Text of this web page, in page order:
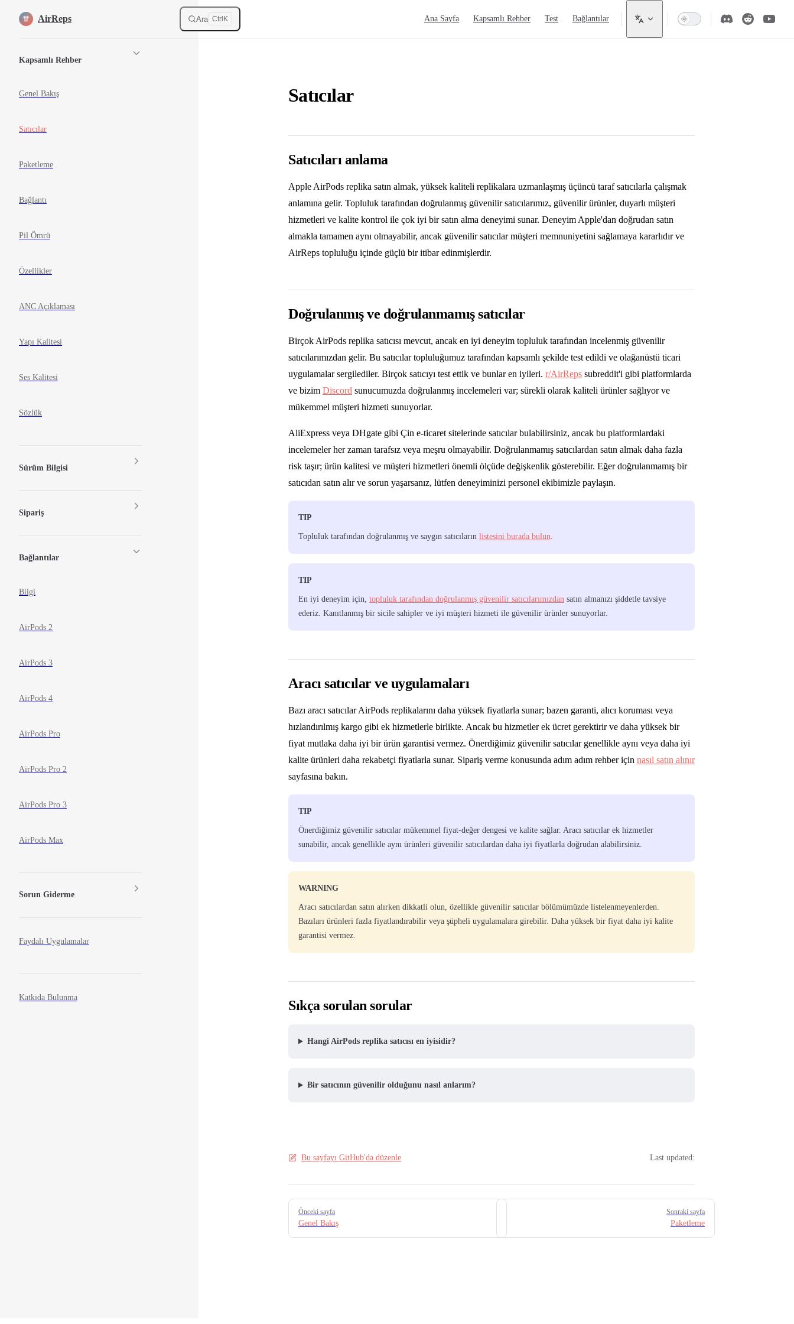
Skip to content
AirReps Ara Ctrl K Ana Sayfa Kapsamlı Rehber Test Bağlantılar
Kapsamlı Rehber
Genel Bakış
Satıcılar
Paketleme
Bağlantı
Pil Ömrü
Özellikler
ANC Açıklaması
Yapı Kalitesi
Ses Kalitesi
Sözlük
Sürüm Bilgisi
Sipariş
Bağlantılar
Bilgi
AirPods 2
AirPods 3
AirPods 4
AirPods Pro
AirPods Pro 2
AirPods Pro 3
AirPods Max
Sorun Giderme
Faydalı Uygulamalar
Katkıda Bulunma
Satıcılar
Satıcıları anlama
Apple AirPods replika satın almak, yüksek kaliteli replikalara uzmanlaşmış üçüncü taraf satıcılarla çalışmak
anlamına gelir. Topluluk tarafından doğrulanmış güvenilir satıcılarımız, güvenilir ürünler, duyarlı müşteri
hizmetleri ve kalite kontrol ile çok iyi bir satın alma deneyimi sunar. Deneyim Apple'dan doğrudan satın
almakla tamamen aynı olmayabilir, ancak güvenilir satıcılar müşteri memnuniyetini sağlamaya kararlıdır ve
AirReps topluluğu içinde güçlü bir itibar edinmişlerdir.
Doğrulanmış ve doğrulanmamış satıcılar
Birçok AirPods replika satıcısı mevcut, ancak en iyi deneyim topluluk tarafından incelenmiş güvenilir
satıcılarımızdan gelir. Bu satıcılar topluluğumuz tarafından kapsamlı şekilde test edildi ve olağanüstü ticari
uygulamalar sergilediler. Birçok satıcıyı test ettik ve bunlar en iyileri. r/AirReps subreddit'i gibi platformlarda
ve bizim Discord sunucumuzda doğrulanmış incelemeleri var; sürekli olarak kaliteli ürünler sağlıyor ve
mükemmel müşteri hizmeti sunuyorlar.
AliExpress veya DHgate gibi Çin e-ticaret sitelerinde satıcılar bulabilirsiniz, ancak bu platformlardaki
incelemeler her zaman tarafsız veya meşru olmayabilir. Doğrulanmamış satıcılardan satın almak daha fazla
risk taşır; ürün kalitesi ve müşteri hizmetleri önemli ölçüde değişkenlik gösterebilir. Eğer doğrulanmamış bir
satıcıdan satın alır ve sorun yaşarsanız, lütfen deneyiminizi personel ekibimizle paylaşın.
TIP
Topluluk tarafından doğrulanmış ve saygın satıcıların listesini burada bulun.
TIP
En iyi deneyim için, topluluk tarafından doğrulanmış güvenilir satıcılarımızdan satın almanızı şiddetle tavsiye
ederiz. Kanıtlanmış bir sicile sahipler ve iyi müşteri hizmeti ile güvenilir ürünler sunuyorlar.
Aracı satıcılar ve uygulamaları
Bazı aracı satıcılar AirPods replikalarını daha yüksek fiyatlarla sunar; bazen garanti, alıcı koruması veya
hızlandırılmış kargo gibi ek hizmetlerle birlikte. Ancak bu hizmetler ek ücret gerektirir ve daha yüksek bir
fiyat mutlaka daha iyi bir ürün garantisi vermez. Önerdiğimiz güvenilir satıcılar genellikle aynı veya daha iyi
kalite ürünleri daha rekabetçi fiyatlarla sunar. Sipariş verme konusunda adım adım rehber için nasıl satın alınır
sayfasına bakın.
TIP
Önerdiğimiz güvenilir satıcılar mükemmel fiyat-değer dengesi ve kalite sağlar. Aracı satıcılar ek hizmetler
sunabilir, ancak genellikle aynı ürünleri güvenilir satıcılardan daha iyi fiyatlarla doğrudan alabilirsiniz.
WARNING
Aracı satıcılardan satın alırken dikkatli olun, özellikle güvenilir satıcılar bölümümüzde listelenmeyenlerden.
Bazıları ürünleri fazla fiyatlandırabilir veya şüpheli uygulamalara girebilir. Daha yüksek bir fiyat daha iyi kalite
garantisi vermez.
Sıkça sorulan sorular
Hangi AirPods replika satıcısı en iyisidir?
Bir satıcının güvenilir olduğunu nasıl anlarım?
Bu sayfayı GitHub'da düzenle Last updated:
Pager
Önceki sayfa
Genel Bakış
Sonraki sayfa
Paketleme